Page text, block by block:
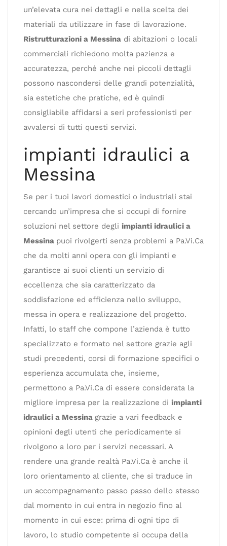
un’elevata cura nei dettagli e nella scelta dei
materiali da utilizzare in fase di lavorazione.
Ristrutturazioni a Messina di abitazioni o locali
commerciali richiedono molta pazienza e
accuratezza, perché anche nei piccoli dettagli
possono nascondersi delle grandi potenzialità,
sia estetiche che pratiche, ed è quindi
consigliabile affidarsi a seri professionisti per
avvalersi di tutti questi servizi.
impianti idraulici a
Messina
Se per i tuoi lavori domestici o industriali stai
cercando un’impresa che si occupi di fornire
soluzioni nel settore degli impianti idraulici a
Messina puoi rivolgerti senza problemi a Pa.Vi.Ca
che da molti anni opera con gli impianti e
garantisce ai suoi clienti un servizio di
eccellenza che sia caratterizzato da
soddisfazione ed efficienza nello sviluppo,
messa in opera e realizzazione del progetto.
Infatti, lo staff che compone l’azienda è tutto
specializzato e formato nel settore grazie agli
studi precedenti, corsi di formazione specifici o
esperienza accumulata che, insieme,
permettono a Pa.Vi.Ca di essere considerata la
migliore impresa per la realizzazione di impianti
idraulici a Messina grazie a vari feedback e
opinioni degli utenti che periodicamente si
rivolgono a loro per i servizi necessari. A
rendere una grande realtà Pa.Vi.Ca è anche il
loro orientamento al cliente, che si traduce in
un accompagnamento passo passo dello stesso
dal momento in cui entra in negozio fino al
momento in cui esce: prima di ogni tipo di
lavoro, lo studio competente si occupa della